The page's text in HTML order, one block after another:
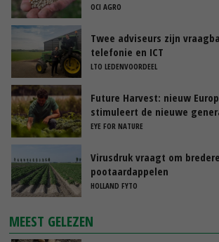
OCI AGRO
Twee adviseurs zijn
telefonie en ICT
LTO LEDENVOORDEEL
Future Harvest: nieuw
stimuleert de nieuwe
Nederland
EYE FOR NATURE
Virusdruk vraagt om
pootaardappelen
HOLLAND FYTO
MEEST GELEZEN